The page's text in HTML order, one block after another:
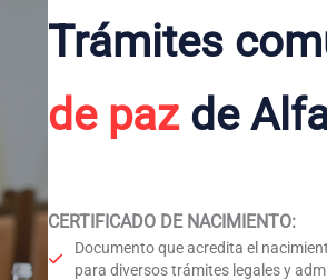
Trámites
de pazde
CERTIFICADO DE NACIMIENTO:
Documento que acredita el
para diversos trámites legales y